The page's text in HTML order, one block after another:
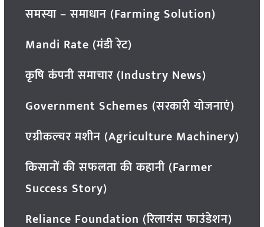
समस्या – समाधान (Farming Solution)
Mandi Rate (मंडी रेट)
कृषि कंपनी समाचार (Industry News)
Government Schemes (सरकारी योजनाएं)
एग्रीकल्चर मशीन (Agriculture Machinery)
किसानों की सफलता की कहानी (Farmer
Success Story)
Reliance Foundation (रिलायंस फाउंडेशन)